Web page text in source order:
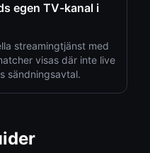
egen TV-kanal i
streamingtjänst med
visas där inte live
sändningsavtal.